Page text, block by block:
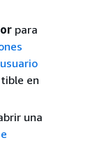
para
en
una